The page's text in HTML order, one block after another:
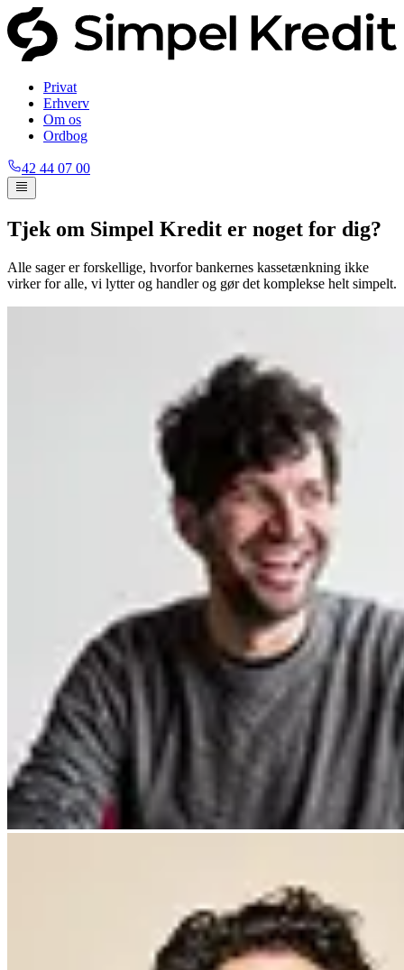
Privat
Erhverv
Om os
Ordbog
42 44 07 00
Tjek om Simpel Kredit er noget for dig?
Alle sager er forskellige, hvorfor bankernes kassetænkning ikke
virker for alle, vi lytter og handler og gør det komplekse helt simpelt.